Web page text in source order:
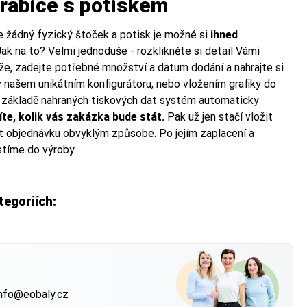
s potiskem
žádný fyzický štoček a potisk je možné si ihned
na to? Velmi jednoduše - rozklikněte si detail Vámi
zadejte potřebné množství a datum dodání a nahrajte si
unikátním konfigurátoru, nebo vložením grafiky do
nahraných tiskových dat systém automaticky
kolik vás zakázka bude stát. Pak už jen stačí vložit
obvyklým způsobe. Po jejím zaplacení a
do výroby.
nebo
váš produkt —
nebo
váš produkt —
nebo
váš produkt —